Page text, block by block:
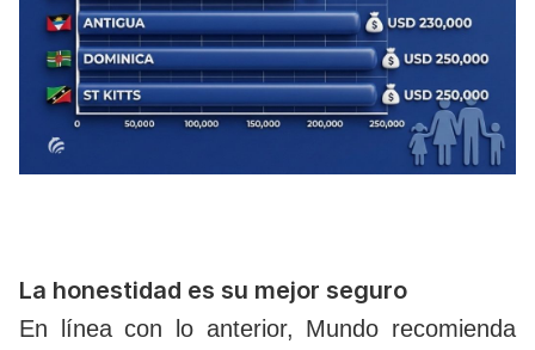
La honestidad es su mejor seguro
En línea con lo anterior, Mundo recomienda